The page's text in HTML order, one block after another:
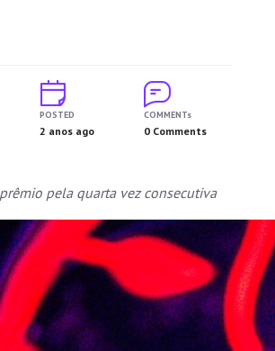
POSTED
2 anos ago
COMMENTs
0 Comments
pela quarta vez consecutiva